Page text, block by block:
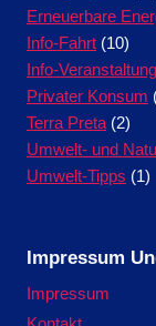
Erneuerbare
Info-Fahrt (10)
Info-Veranstaltung
Privater Konsum
Terra Preta (2)
Umwelt- und
Umwelt-Tipps (1)
Impressum
Impressum